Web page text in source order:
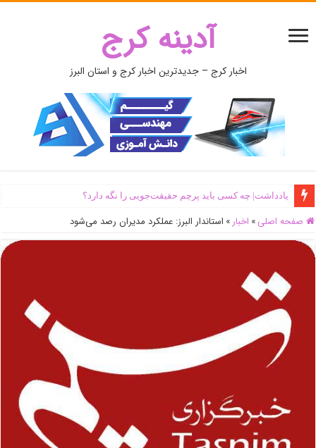
آدینه کرج
اخبار کرج – جدیدترین اخبار کرج و استان البرز
یادداشت| ‌چه کسی باید پرچم حقیقت‌جویی را نگه دارد؟
صفحه اصلی » اخبار » استاندار البرز: عملکرد مدیران رصد می‌شود